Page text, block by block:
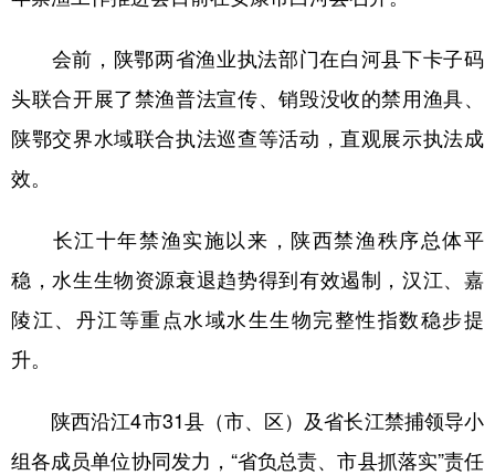
广东 广西 海南 重庆
四川 贵州 云南 西藏
会前，陕鄂两省渔业执法部门在白河县下卡子码
头联合开展了禁渔普法宣传、销毁没收的禁用渔具、
陕鄂交界水域联合执法巡查等活动，直观展示执法成
效。
长江十年禁渔实施以来，陕西禁渔秩序总体平
稳，水生生物资源衰退趋势得到有效遏制，汉江、嘉
陵江、丹江等重点水域水生生物完整性指数稳步提
升。
陕西沿江4市31县（市、区）及省长江禁捕领导小
组各成员单位协同发力，“省负总责、市县抓落实”责任